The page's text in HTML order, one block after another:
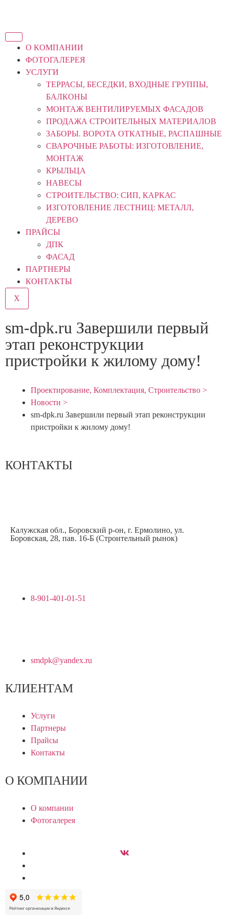
О КОМПАНИИ
ФОТОГАЛЕРЕЯ
УСЛУГИ
ТЕРРАСЫ, БЕСЕДКИ, ВХОДНЫЕ ГРУППЫ,
БАЛКОНЫ
МОНТАЖ ВЕНТИЛИРУЕМЫХ ФАСАДОВ
ПРОДАЖА СТРОИТЕЛЬНЫХ МАТЕРИАЛОВ
ЗАБОРЫ. ВОРОТА ОТКАТНЫЕ, РАСПАШНЫЕ
СВАРОЧНЫЕ РАБОТЫ: ИЗГОТОВЛЕНИЕ,
МОНТАЖ
КРЫЛЬЦА
НАВЕСЫ
СТРОИТЕЛЬСТВО: СИП, КАРКАС
ИЗГОТОВЛЕНИЕ ЛЕСТНИЦ: МЕТАЛЛ,
ДЕРЕВО
ПРАЙСЫ
ДПК
ФАСАД
ПАРТНЕРЫ
КОНТАКТЫ
X
sm-dpk.ru Завершили первый
этап реконструкции
пристройки к жилому дому!
Проектирование, Комплектация, Строительство >
Новости >
sm-dpk.ru Завершили первый этап реконструкции
пристройки к жилому дому!
КОНТАКТЫ
Калужская обл., Боровский р-он, г. Ермолино, ул.
Боровская, 28, пав. 16-Б (Строительный рынок)
8-901-401-01-51
smdpk@yandex.ru
КЛИЕНТАМ
Услуги
Партнеры
Прайсы
Контакты
О КОМПАНИИ
О компании
Фотогалерея